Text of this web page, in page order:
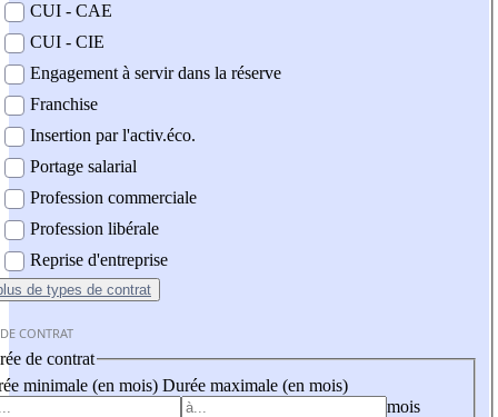
CUI - CAE
CUI - CIE
Engagement à servir dans la réserve
Franchise
Insertion par l'activ.éco.
Portage salarial
Profession commerciale
Profession libérale
Reprise d'entreprise
de types de contrat
CONTRAT
de contrat
minimale (en mois) Durée maximale (en mois)
mois